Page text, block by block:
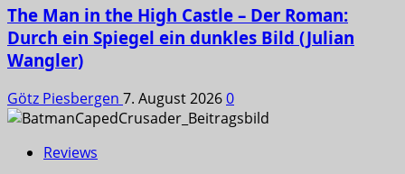
The Man in the High Castle – Der Roman:
Durch ein Spiegel ein dunkles Bild (Julian
Wangler)
Götz Piesbergen 7. August 20260
Reviews